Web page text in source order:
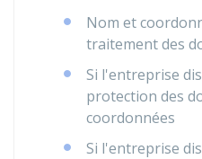
Nom et
traitement des
Si l'entreprise
protection des
coordonnées
Si l'entreprise